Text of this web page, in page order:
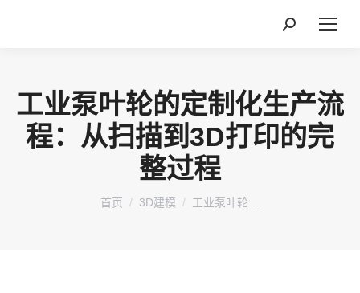
搜
工业泵叶轮的定制化生产流
程：从扫描到3D打印的完
整过程
您在这里：
首页 3D建模 工业泵叶轮…